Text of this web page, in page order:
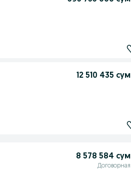
12 510 435 сум
8 578 584 сум
Договорная